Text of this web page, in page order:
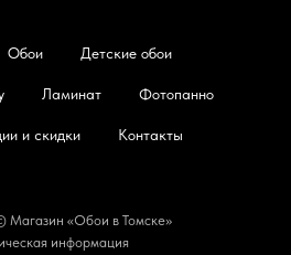
Обои Детские обои
Ламинат Фотопанно
и скидки Контакты
«Обои в Томске»
информация